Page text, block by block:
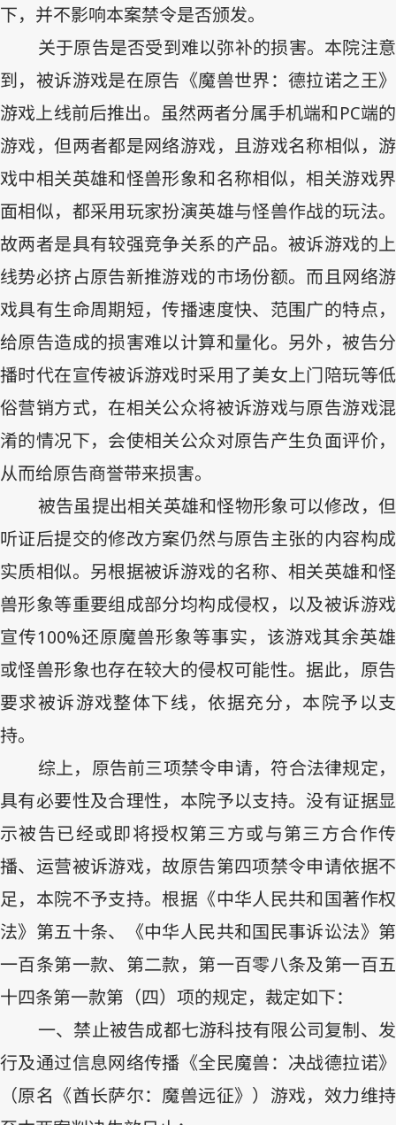
下，并不影响本案禁令是否颁发。
关于原告是否受到难以弥补的损害。本院注意
到，被诉游戏是在原告《魔兽世界：德拉诺之王》
游戏上线前后推出。虽然两者分属手机端和PC端的
游戏，但两者都是网络游戏，且游戏名称相似，游
戏中相关英雄和怪兽形象和名称相似，相关游戏界
面相似，都采用玩家扮演英雄与怪兽作战的玩法。
故两者是具有较强竞争关系的产品。被诉游戏的上
线势必挤占原告新推游戏的市场份额。而且网络游
戏具有生命周期短，传播速度快、范围广的特点，
给原告造成的损害难以计算和量化。另外，被告分
播时代在宣传被诉游戏时采用了美女上门陪玩等低
俗营销方式，在相关公众将被诉游戏与原告游戏混
淆的情况下，会使相关公众对原告产生负面评价，
从而给原告商誉带来损害。
被告虽提出相关英雄和怪物形象可以修改，但
听证后提交的修改方案仍然与原告主张的内容构成
实质相似。另根据被诉游戏的名称、相关英雄和怪
兽形象等重要组成部分均构成侵权，以及被诉游戏
宣传100%还原魔兽形象等事实，该游戏其余英雄
或怪兽形象也存在较大的侵权可能性。据此，原告
要求被诉游戏整体下线，依据充分，本院予以支
持。
综上，原告前三项禁令申请，符合法律规定，
具有必要性及合理性，本院予以支持。没有证据显
示被告已经或即将授权第三方或与第三方合作传
播、运营被诉游戏，故原告第四项禁令申请依据不
足，本院不予支持。根据《中华人民共和国著作权
法》第五十条、《中华人民共和国民事诉讼法》第
一百条第一款、第二款，第一百零八条及第一百五
十四条第一款第（四）项的规定，裁定如下：
一、禁止被告成都七游科技有限公司复制、发
行及通过信息网络传播《全民魔兽：决战德拉诺》
（原名《酋长萨尔：魔兽远征》）游戏，效力维持